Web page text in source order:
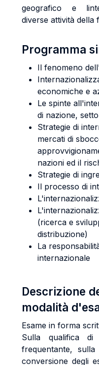
geografico e
diverse attività della
Programma
Il fenomeno
economiche e
Le spinte
di nazione,
Strategie di
mercati di
nazioni ed il
Strategie di
Il processo di
(ricerca e
distribuzione)
La
internazionale
Descrizione
modalità
Esame in forma
Sulla qualifica
frequentante,
conversione degli